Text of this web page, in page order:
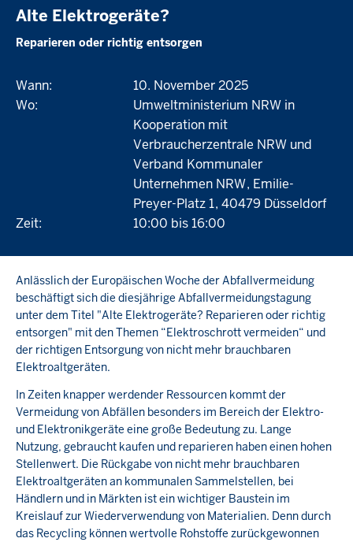
Alte Elektrogeräte?
Reparieren oder richtig entsorgen
Wann:
10. November 2025
Wo:
Umweltministerium NRW in
Kooperation mit
Verbraucherzentrale NRW und
Verband Kommunaler
Unternehmen NRW Emilie-
Preyer-Platz 1 40479 Düsseldorf
Zeit:
10:00 bis 16:00
Anlässlich der Europäischen Woche der Abfallvermeidung
beschäftigt sich die diesjährige Abfallvermeidungstagung
unter dem Titel "Alte Elektrogeräte? Reparieren oder richtig
entsorgen" mit den Themen “Elektroschrott vermeiden“ und
der richtigen Entsorgung von nicht mehr brauchbaren
Elektroaltgeräten.
In Zeiten knapper werdender Ressourcen kommt der
Vermeidung von Abfällen besonders im Bereich der Elektro-
und Elektronikgeräte eine große Bedeutung zu. Lange
Nutzung, gebraucht kaufen und reparieren haben einen hohen
Stellenwert. Die Rückgabe von nicht mehr brauchbaren
Elektroaltgeräten an kommunalen Sammelstellen, bei
Händlern und in Märkten ist ein wichtiger Baustein im
Kreislauf zur Wiederverwendung von Materialien. Denn durch
das Recycling können wertvolle Rohstoffe zurückgewonnen